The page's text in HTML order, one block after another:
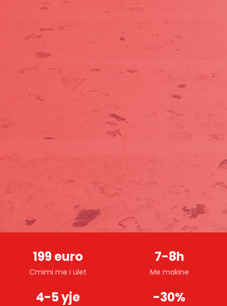
199 euro
Cmimi me i ulet
7-8h
Me makine
4-5 yje -30%